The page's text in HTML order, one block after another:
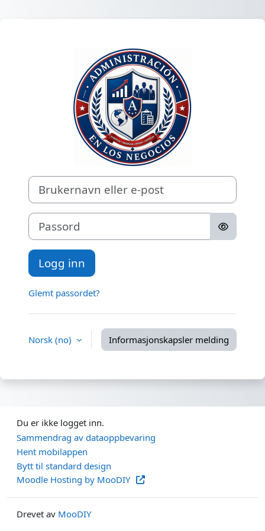
Logg inn på
Brukernavn eller e-post
Passord
Logg inn
Glemt passordet?
Norsk ‎(no)‎ Informasjonskapsler melding
Du er ikke logget inn.
Sammendrag av dataoppbevaring
Hent mobilappen
Bytt til standard design
Moodle Hosting by MooDIY
Drevet av MooDIY